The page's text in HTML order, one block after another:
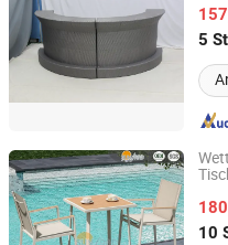
5
Guangdong, China
10
Foshan Sunward Furniture
Guangdong, China